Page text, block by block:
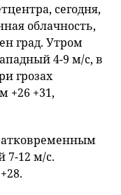
сегодня,
облачность,
град. Утром
4-9 м/с, в
грозах
+26 +31,
7-12 м/с.